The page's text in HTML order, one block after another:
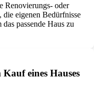
Renovierungs- oder
eigenen Bedürfnisse
passende Haus zu
eines Hauses